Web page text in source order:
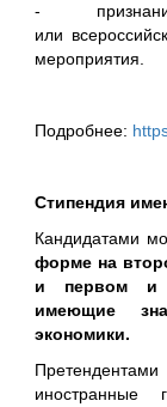
- признание
или
мероприятия.
Подробнее:
Стипендия
Кандидатами
форме на
и первом и
имеющие
экономики.